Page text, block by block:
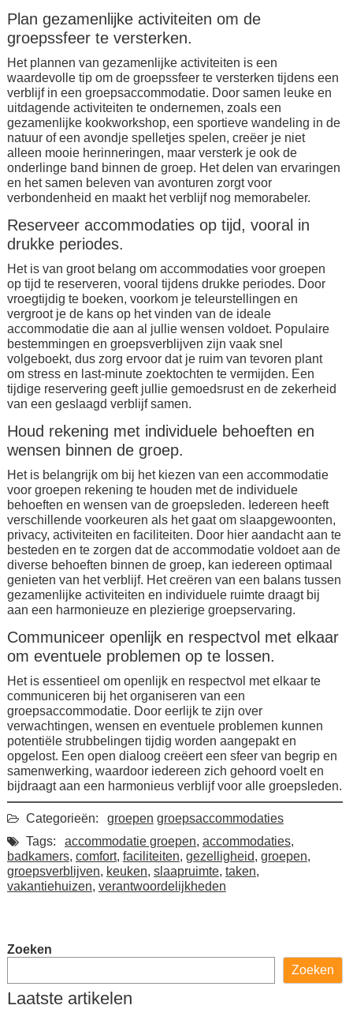
Plan gezamenlijke activiteiten om de
groepssfeer te versterken.
Het plannen van gezamenlijke activiteiten is een
waardevolle tip om de groepssfeer te versterken tijdens een
verblijf in een groepsaccommodatie. Door samen leuke en
uitdagende activiteiten te ondernemen, zoals een
gezamenlijke kookworkshop, een sportieve wandeling in de
natuur of een avondje spelletjes spelen, creëer je niet
alleen mooie herinneringen, maar versterk je ook de
onderlinge band binnen de groep. Het delen van ervaringen
en het samen beleven van avonturen zorgt voor
verbondenheid en maakt het verblijf nog memorabeler.
Reserveer accommodaties op tijd, vooral in
drukke periodes.
Het is van groot belang om accommodaties voor groepen
op tijd te reserveren, vooral tijdens drukke periodes. Door
vroegtijdig te boeken, voorkom je teleurstellingen en
vergroot je de kans op het vinden van de ideale
accommodatie die aan al jullie wensen voldoet. Populaire
bestemmingen en groepsverblijven zijn vaak snel
volgeboekt, dus zorg ervoor dat je ruim van tevoren plant
om stress en last-minute zoektochten te vermijden. Een
tijdige reservering geeft jullie gemoedsrust en de zekerheid
van een geslaagd verblijf samen.
Houd rekening met individuele behoeften en
wensen binnen de groep.
Het is belangrijk om bij het kiezen van een accommodatie
voor groepen rekening te houden met de individuele
behoeften en wensen van de groepsleden. Iedereen heeft
verschillende voorkeuren als het gaat om slaapgewoonten,
privacy, activiteiten en faciliteiten. Door hier aandacht aan te
besteden en te zorgen dat de accommodatie voldoet aan de
diverse behoeften binnen de groep, kan iedereen optimaal
genieten van het verblijf. Het creëren van een balans tussen
gezamenlijke activiteiten en individuele ruimte draagt bij
aan een harmonieuze en plezierige groepservaring.
Communiceer openlijk en respectvol met elkaar
om eventuele problemen op te lossen.
Het is essentieel om openlijk en respectvol met elkaar te
communiceren bij het organiseren van een
groepsaccommodatie. Door eerlijk te zijn over
verwachtingen, wensen en eventuele problemen kunnen
potentiële strubbelingen tijdig worden aangepakt en
opgelost. Een open dialoog creëert een sfeer van begrip en
samenwerking, waardoor iedereen zich gehoord voelt en
bijdraagt aan een harmonieus verblijf voor alle groepsleden.
Categorieën: groepen groepsaccommodaties
Tags:
accommodatie groepen, accommodaties,
badkamers, comfort, faciliteiten, gezelligheid, groepen,
groepsverblijven, keuken, slaapruimte, taken,
vakantiehuizen, verantwoordelijkheden
Zoeken
Zoeken
Laatste artikelen